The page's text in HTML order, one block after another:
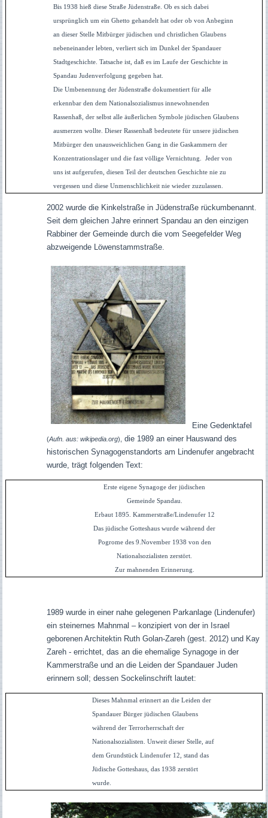
Bis 1938 hieß diese Straße Jüdenstraße. Ob es sich dabei
ursprünglich um ein Ghetto gehandelt hat oder ob von Anbeginn
an dieser Stelle Mitbürger jüdischen und christlichen Glaubens
nebeneinander lebten, verliert sich im Dunkel der Spandauer
Stadtgeschichte. Tatsache ist, daß es im Laufe der Geschichte in
Spandau Judenverfolgung gegeben hat.
Die Umbenennung der Jüdenstraße dokumentiert für alle
erkennbar den dem Nationalsozialismus innewohnenden
Rassenhaß, der selbst alle äußerlichen Symbole jüdischen Glaubens
ausmerzen wollte. Dieser Rassenhaß bedeutete für unsere jüdischen
Mitbürger den unausweichlichen Gang in die Gaskammern der
Konzentrationslager und die fast völlige Vernichtung. Jeder von
uns ist aufgerufen, diesen Teil der deutschen Geschichte nie zu
vergessen und diese Unmenschlichkeit nie wieder zuzulassen.
2002 wurde die Kinkelstraße in Jüdenstraße rückumbenannt.
Seit dem gleichen Jahre erinnert Spandau an den einzigen
Rabbiner der Gemeinde durch die vom Seegefelder Weg
abzweigende Löwenstammstraße.
Eine Gedenktafel
(Aufn. aus: wikipedia.org),
die 1989 an einer Hauswand des
historischen Synagogenstandorts am Lindenufer angebracht
wurde, trägt folgenden Text:
Erste eigene Synagoge der jüdischen
Gemeinde Spandau.
Erbaut 1895. Kammerstraße/Lindenufer 12
Das jüdische Gotteshaus wurde während der
Pogrome des 9.November 1938 von den
Nationalsozialisten zerstört.
Zur mahnenden Erinnerung.
1989 wurde in einer nahe gelegenen Parkanlage (Lindenufer)
ein steinernes Mahnmal – konzipiert von der in Israel
geborenen Architektin Ruth Golan-Zareh (gest. 2012) und Kay
Zareh - errichtet, das an die ehemalige Synagoge in der
Kammerstraße und an die Leiden der Spandauer Juden
erinnern soll; dessen Sockelinschrift lautet:
Dieses Mahnmal erinnert an die Leiden der
Spandauer Bürger jüdischen Glaubens
während der Terrorherrschaft der
Nationalsozialisten. Unweit dieser Stelle, auf
dem Grundstück Lindenufer 12, stand das
Jüdische Gotteshaus, das 1938 zerstört
wurde.